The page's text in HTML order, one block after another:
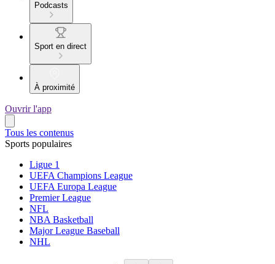
Podcasts
Sport en direct
À proximité
Ouvrir l'app
Tous les contenus
Sports populaires
Ligue 1
UEFA Champions League
UEFA Europa League
Premier League
NFL
NBA Basketball
Major League Baseball
NHL